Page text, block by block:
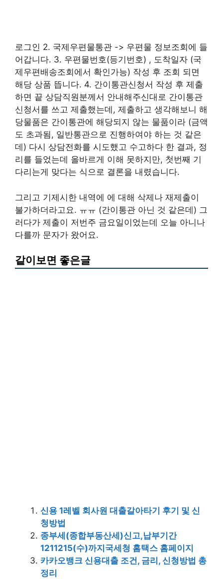
로그인 2. 국제우편물통관 -> 우편물 정보조회에 들
어갑니다. 3. 우편물번호(등기번호) , 도착일자 (국
제우편배송조회에서 확인가능) 작성 후 조회 되면
해당 상품 뜹니다. 4. 간이통관신청서 작성 후 제출
하면 끝 상담직원분께서 안내해주신대로 간이통관
신청서를 쓰고 제출했는데, 제출하고 생각해보니 해
당물품은 간이통관에 해당되지 않는 물품이라 (금액
도 초과됨, 일반통관으로 진행하여야 하는 것 같은
데) 다시 상담전화를 시도했고 수고하다 한 결과, 정
리를 들었는데 올바르게 이해 못하지만, 첫번째 기
다리는게 맞다는 식으로 결론을 내렸습니다.
그리고 기제시한 내역에 에 대해 삭제나 재제출이
불가하더라고요. ㅠㅠ (간이통관 아닌 것 같은데) 그
러다가 제출이 저번주 금요일이었는데 오늘 아니나
다를까 문자가 왔어요.
같이보면 좋은글
신용 1레벨 회사원 대출갈아타기 후기 및 신
청방법
종부세(종합부동산세)신고,납부기간
1211215(수)까지국세청 홈택스 홈페이지
카카오뱅크 신용대출 조건, 금리, 신청방법 총
정리